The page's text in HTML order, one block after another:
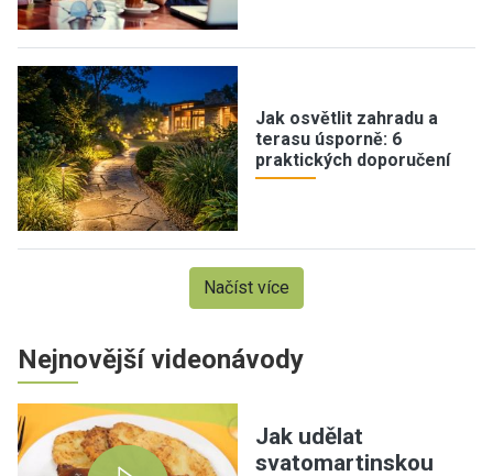
Jak osvětlit zahradu a
terasu úsporně: 6
praktických doporučení
Načíst více
Nejnovější videonávody
Jak udělat
svatomartinskou